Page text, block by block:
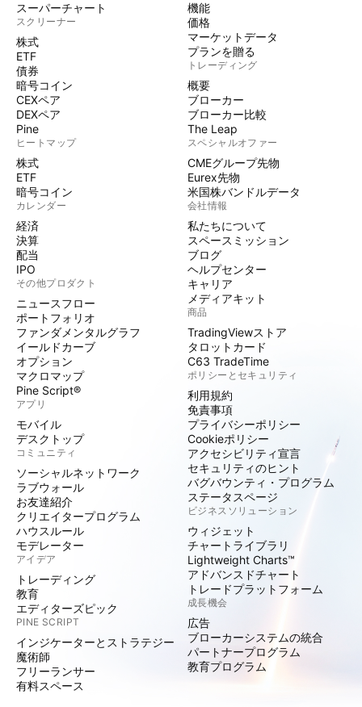
スーパーチャート
スクリーナー
株式
ETF
債券
暗号コイン
CEXペア
DEXペア
Pine
ヒートマップ
株式
ETF
暗号コイン
カレンダー
経済
決算
配当
IPO
その他プロダクト
ニュースフロー
ポートフォリオ
ファンダメンタルグラフ
イールドカーブ
オプション
マクロマップ
Pine Script®
アプリ
モバイル
デスクトップ
コミュニティ
ソーシャルネットワーク
ラブウォール
お友達紹介
クリエイタープログラム
ハウスルール
モデレーター
アイデア
トレーディング
教育
エディターズピック
PINE SCRIPT
インジケーターとストラテジー
魔術師
フリーランサー
有料スペース
機能
価格
マーケットデータ
プランを贈る
トレーディング
概要
ブローカー
ブローカー比較
The Leap
スペシャルオファー
CMEグループ先物
Eurex先物
米国株バンドルデータ
会社情報
私たちについて
スペースミッション
ブログ
ヘルプセンター
キャリア
メディアキット
商品
TradingViewストア
タロットカード
C63 TradeTime
ポリシーとセキュリティ
利用規約
免責事項
プライバシーポリシー
Cookieポリシー
アクセシビリティ宣言
セキュリティのヒント
バグバウンティ・プログラム
ステータスページ
ビジネスソリューション
ウィジェット
チャートライブラリ
Lightweight Charts™
アドバンスドチャート
トレードプラットフォーム
成長機会
広告
ブローカーシステムの統合
パートナープログラム
教育プログラム